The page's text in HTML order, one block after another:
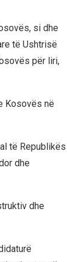
si dhe
të Ushtrisë
për liri,
Kosovës në
të Republikës
dhe
dhe